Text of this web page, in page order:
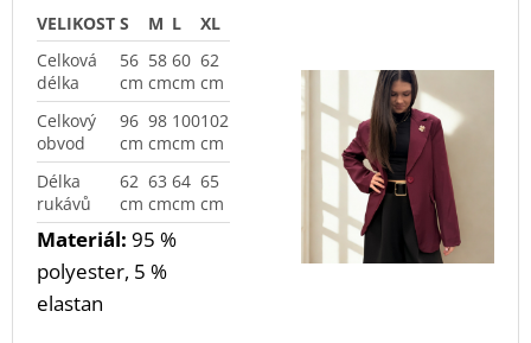
VELIKOST S M L
XL
Celková
délka
56
cm
58
cm
60
cm
62
cm
Celkový
obvod
96
cm
98
cm
100
cm
102
cm
Délka
rukávů
62
cm
63
cm
64
cm
65
cm
Materiál: 95 %
polyester, 5 %
elastan